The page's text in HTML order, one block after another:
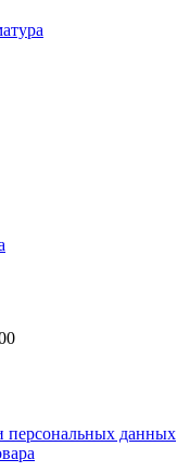
персональных данных